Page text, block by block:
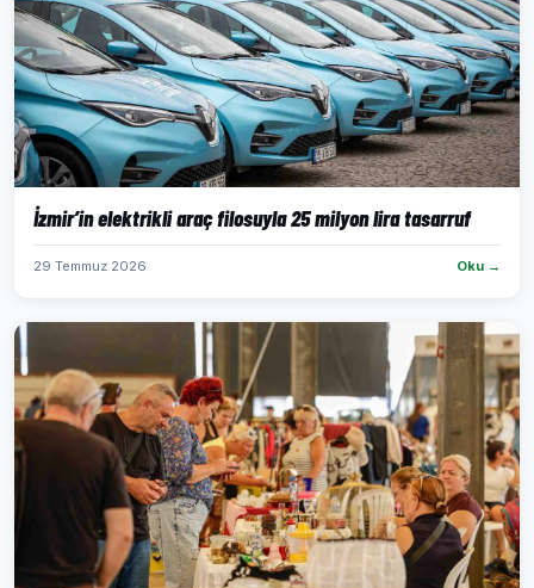
İzmir’in elektrikli araç filosuyla 25 milyon lira tasarruf
29 Temmuz 2026 Oku →